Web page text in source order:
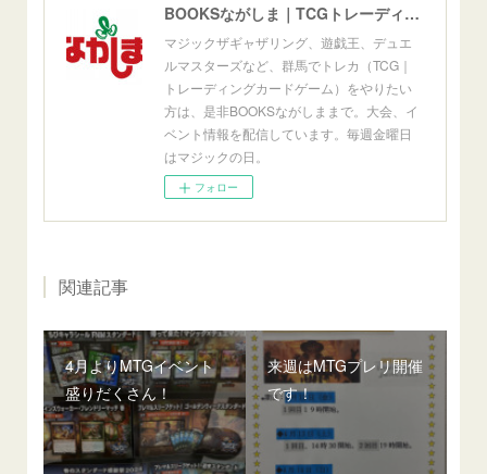
BOOKSながしま｜TCGトレーディングカードゲーム群馬県高崎市
マジックザギャザリング、遊戯王、デュエ
ルマスターズなど、群馬でトレカ（TCG｜
トレーディングカードゲーム）をやりたい
方は、是非BOOKSながしままで。大会、イ
ベント情報を配信しています。毎週金曜日
はマジックの日。
フォロー
関連記事
4月よりMTGイベント
盛りだくさん！
来週はMTGプレリ開催
です！